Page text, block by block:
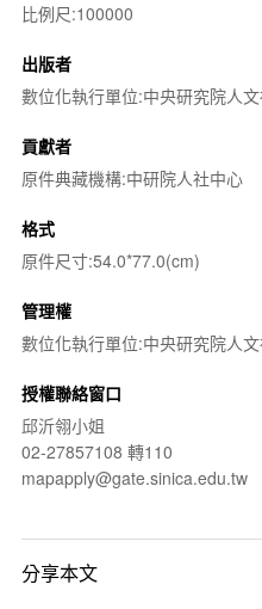
比例尺:100000
出版者
數位化執行單位:中央研究院人
貢獻者
原件典藏機構:中研院人社中心
格式
原件尺寸:54.0*77.0(cm)
管理權
數位化執行單位:中央研究院人
授權聯絡窗口
邱沂翎小姐
02-27857108 轉110
mapapply@gate.sinica.edu.tw
分享本文